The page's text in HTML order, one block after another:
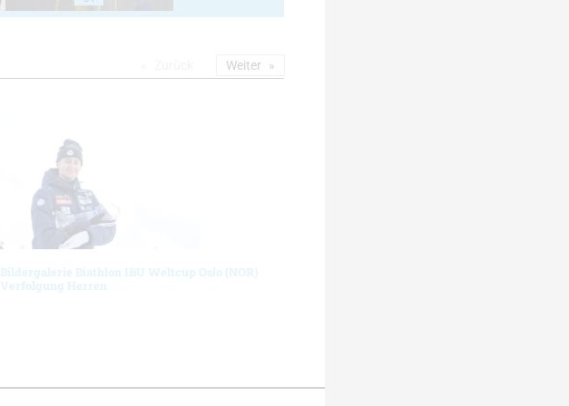
Bildergalerie Biathlon IBU Weltcup Oslo (NOR)
Verfolgung Herren
Weiter